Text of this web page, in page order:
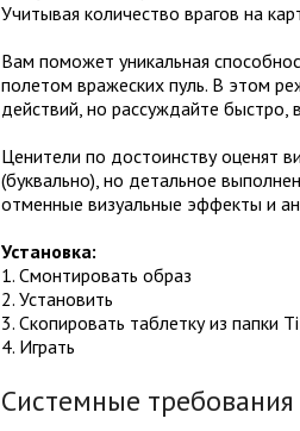
Учитывая количество врагов на
Вам поможет уникальная
полетом вражеских пуль. В этом
действий, но рассуждайте быстро,
Ценители по достоинству оценят
(буквально), но детальное
отменные визуальные эффекты и
Установка:
1. Смонтировать образ
2. Установить
3. Скопировать таблетку из папки
4. Играть
Системные требования